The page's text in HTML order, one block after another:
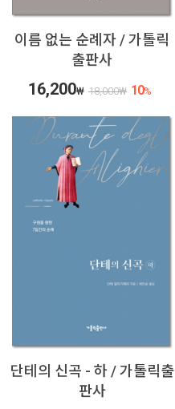
이름 없는 순례자 / 가톨릭
출판사
16,200₩ 18,000₩ 10%
단테의 신곡 - 하 / 가톨릭출
판사